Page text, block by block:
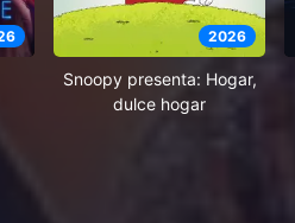
2026
Snoopy presenta: Hogar,
dulce hogar